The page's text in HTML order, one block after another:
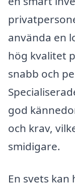
använda en
hög kvalitet
snabb och
god
och krav,
smidigare.
En svets